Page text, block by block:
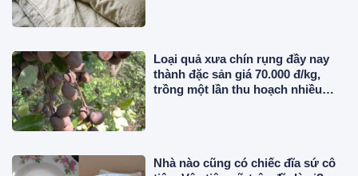
Loại quả xưa chín rụng đầy nay
thành đặc sản giá 70.000 đ/kg,
trồng một lần thu hoạch nhiều
Nhà nào cũng có chiếc đĩa sứ cô